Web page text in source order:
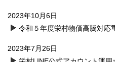
2023年10月6日
令和５年度栄村物価高騰対応
2023年7月26日